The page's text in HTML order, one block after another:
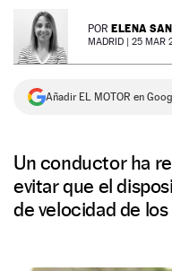
NEWSLETTER POR ELENA
MADRID | 25 MAR
Añadir EL MOTOR en
Un conductor ha
evitar que el
de velocidad de